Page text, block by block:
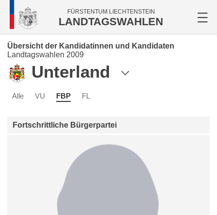
FÜRSTENTUM LIECHTENSTEIN
LANDTAGSWAHLEN
Übersicht der Kandidatinnen und Kandidaten
Landtagswahlen 2009
Unterland
Alle VU FBP FL
Fortschrittliche Bürgerpartei